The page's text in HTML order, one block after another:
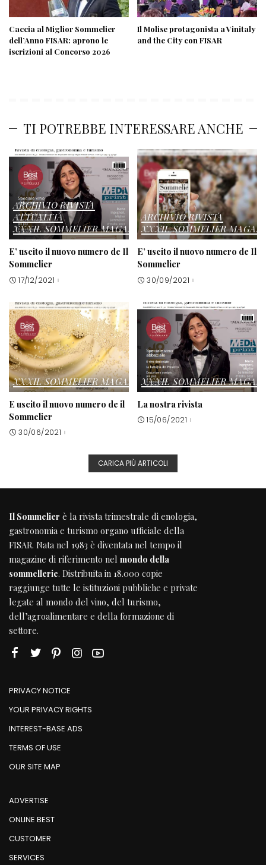
Caccia al Miglior Sommelier
dell’Anno FISAR: aprono le
iscrizioni al Concorso 2026
Il Molise protagonista a Vinitaly
and the City con FISAR
TI POTREBBE INTERESSARE ANCHE
ARCHIVIO RIVISTA
ATTUALITÀ
XXXIL SOMMELIER MAGAZINE
E’ uscito il nuovo numero de Il
Sommelier
17/12/2021
ARCHIVIO RIVISTA
XXXIL SOMMELIER
E’ uscito il nuovo numero de Il
Sommelier
30/09/2021
XXXIL SOMMELIER MAGAZINE
E uscito il nuovo numero de il
Sommelier
30/06/2021
XXXIL SOMMELIER
La nostra rivista
15/06/2021
CARICA PIÙ ARTICOLI
Il Sommelier è la rivista trimestrale di enologia,
gastronomia e turismo organo ufficiale della
FISAR. Nata nel 1983 è diventata nel tempo il
magazine di riferimento nel mondo della
sommellerie. Distribuita in 18.000 copie
raggiunge tutte le istituzioni pubbliche e private
legate al mondo del vino, del turismo,
dell’agroalimentare e della formazione di
settore.
PRIVACY NOTICE
YOUR PRIVACY RIGHTS
INTEREST-BASE ADS
TERMS OF USE
OUR SITE MAP
ADVERTISE
ONLINE BEST
CUSTOMER
SERVICES